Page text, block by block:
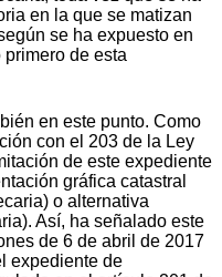
en la que se matizan
se ha expuesto en
primero de esta
en este punto. Como
con el 203 de la Ley
de este expediente
gráfica catastral
o alternativa
Así, ha señalado este
de 6 de abril de 2017
expediente de